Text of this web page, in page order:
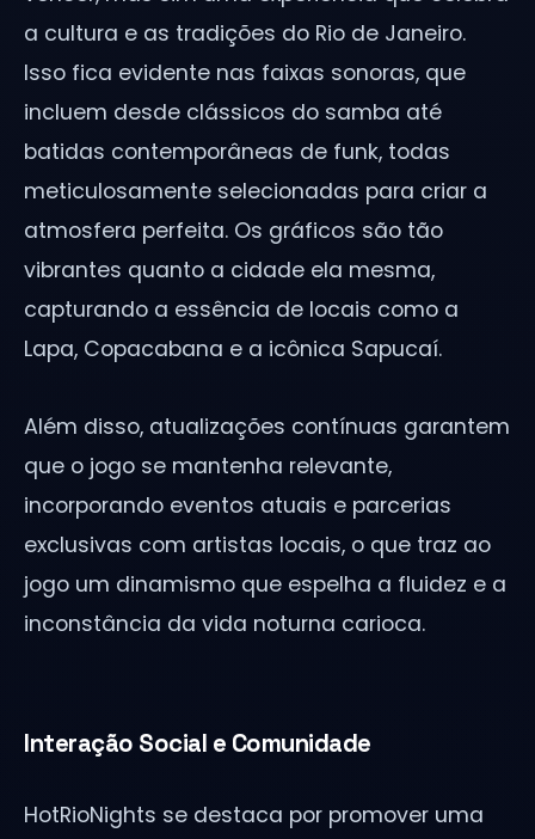
a cultura e as tradições do Rio de Janeiro.
Isso fica evidente nas faixas sonoras, que
incluem desde clássicos do samba até
batidas contemporâneas de funk, todas
meticulosamente selecionadas para criar a
atmosfera perfeita. Os gráficos são tão
vibrantes quanto a cidade ela mesma,
capturando a essência de locais como a
Lapa, Copacabana e a icônica Sapucaí.
Além disso, atualizações contínuas garantem
que o jogo se mantenha relevante,
incorporando eventos atuais e parcerias
exclusivas com artistas locais, o que traz ao
jogo um dinamismo que espelha a fluidez e a
inconstância da vida noturna carioca.
Interação Social e Comunidade
HotRioNights se destaca por promover uma